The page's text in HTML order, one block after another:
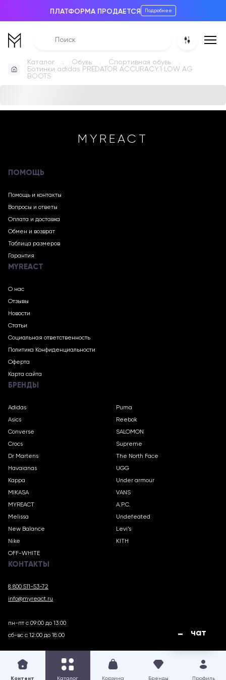
ПЛАТФОРМА ПРОДАЕТСЯ Подробнее
Каталог Обувь
Спортивная обувь
Ботинки adidas PREDATOR ACCURACY.1 LOW AG
BOOTS
MYREACT
ПОМОЩЬ
Помощь и контакты
Вопросы и ответы
Оплата и доставка
Обмен и возврат
Таблица размеров
Гарантия
MYREACT
О нас
Отзывы
Новости
Статьи
Социальная ответственность
Политика Конфиденциальности
Оферта
Карта сайта
БРЕНДЫ
Adidas
Asics
Converse
Crocs
Dr Martens
Havaianas
Kappa
MIKASA
MYREACT
Melissa
New Balance
Nike
OFF-WHITE
Puma
Reebok
SALOMON
Supreme
The North Face
UGG
Under armour
VANS
A.P.C.
Undefeated
Levi’s
KITH
КОНТАКТЫ
8 800 511-53-72
info@myreact.ru
пн-пт с 09:00 до 13:00
сб-вс с 12:00 до 18:00
Контент Каталог Корзина Бренды Профиль
чат